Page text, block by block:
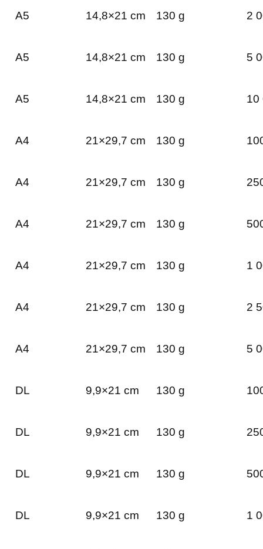
A5 14,8×21 cm 130 g 2
A5 14,8×21 cm 130 g 5
A5 14,8×21 cm 130 g 10
A4 21×29,7 cm 130 g
A4 21×29,7 cm 130 g
A4 21×29,7 cm 130 g
A4 21×29,7 cm 130 g 1
A4 21×29,7 cm 130 g 2
A4 21×29,7 cm 130 g 5
DL 9,9×21 cm 130 g
DL 9,9×21 cm 130 g
DL 9,9×21 cm 130 g
DL 9,9×21 cm 130 g 1